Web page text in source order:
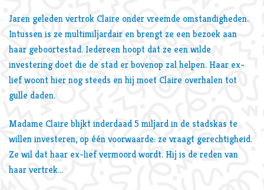
Jaren geleden vertrok Claire onder vreemde omstandigheden.
Intussen is ze multimiljardair en brengt ze een bezoek aan
haar geboortestad. Iedereen hoopt dat ze een wilde
investering doet die de stad er bovenop zal helpen. Haar ex-
lief woont hier nog steeds en hij moet Claire overhalen tot
gulle daden.
Madame Claire blijkt inderdaad 5 miljard in de stadskas te
willen investeren, op één voorwaarde: ze vraagt gerechtigheid.
Ze wil dat haar ex-lief vermoord wordt. Hij is de reden van
haar vertrek…